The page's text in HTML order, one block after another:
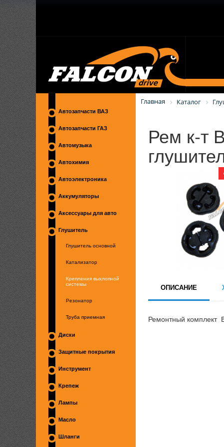
Автозапчасти ВАЗ
Автозапчасти ГАЗ
Автомузыка
Автохимия
Автоэлектроника
Аккумуляторы
Аксессуары для авто
Глушитель
Глушитель основной
Катализатор
Крепления выхлопной
системы
Резонатор
Труба приемная
Диски
Защитные покрытия
Инструмент
Крепеж
Лампы
Масло
Шланги
Главная Каталог
Рем к-т
ОПИСАНИЕ
Ремонтный комплект